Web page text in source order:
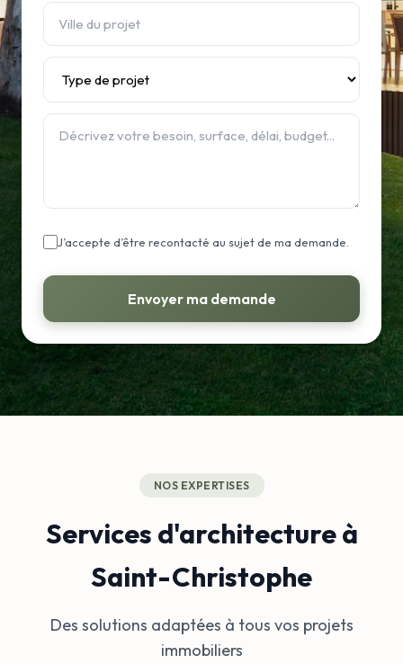
J’accepte d’être recontacté au sujet de ma demande.
Envoyer ma demande
NOS EXPERTISES
Services d'architecture à
Saint-Christophe
Des solutions adaptées à tous vos projets
immobiliers